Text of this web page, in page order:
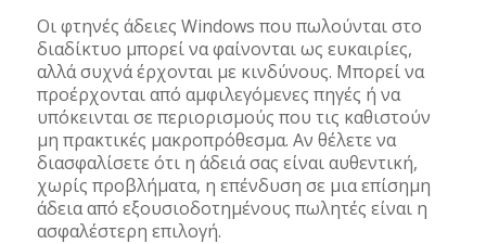
Οι φτηνές άδειες Windows που πωλούνται στο
διαδίκτυο μπορεί να φαίνονται ως ευκαιρίες,
αλλά συχνά έρχονται με κινδύνους. Μπορεί να
προέρχονται από αμφιλεγόμενες πηγές ή να
υπόκεινται σε περιορισμούς που τις καθιστούν
μη πρακτικές μακροπρόθεσμα. Αν θέλετε να
διασφαλίσετε ότι η άδειά σας είναι αυθεντική,
χωρίς προβλήματα, η επένδυση σε μια επίσημη
άδεια από εξουσιοδοτημένους πωλητές είναι η
ασφαλέστερη επιλογή.